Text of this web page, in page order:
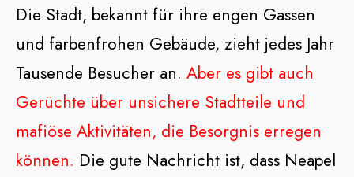
Die Stadt, bekannt für ihre engen Gassen
und farbenfrohen Gebäude, zieht jedes Jahr
Tausende Besucher an. Aber es gibt auch
Gerüchte über unsichere Stadtteile und
mafiöse Aktivitäten, die Besorgnis erregen
können. Die gute Nachricht ist, dass Neapel